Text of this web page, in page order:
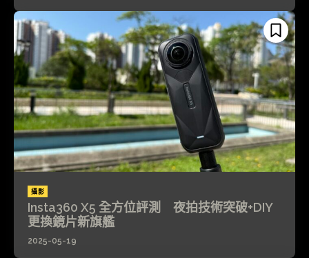
攝影
Insta360 X5 全方位評測 夜拍技術突破+DIY
更換鏡片新旗艦
2025-05-19